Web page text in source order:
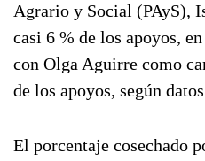
Agrario y Social (PAyS),
casi 6 % de los apoyos,
con Olga Aguirre como
de los apoyos, según
El porcentaje cosechado